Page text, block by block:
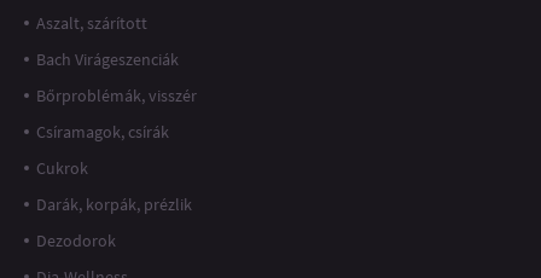
Aszalt, szárított
Bach Virágeszenciák
Bőrproblémák, visszér
Csíramagok, csírák
Cukrok
Darák, korpák, prézlik
Dezodorok